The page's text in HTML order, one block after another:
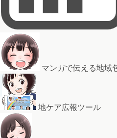
マンガで伝える地域
地ケア広報ツール